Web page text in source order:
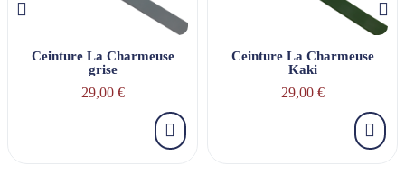
Ceinture La Charmeuse
grise
29,00 €
Ceinture La Charmeuse
Kaki
29,00 €